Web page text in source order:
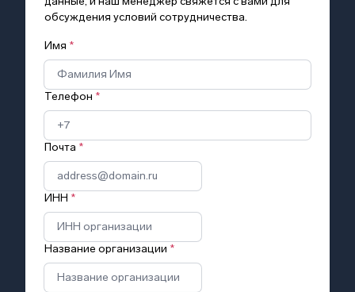
обсуждения условий сотрудничества.
Имя *
Телефон *
Почта *
ИНН *
Название организации *